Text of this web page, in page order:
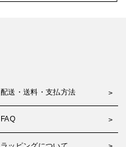
配送・送料・支払方法
FAQ